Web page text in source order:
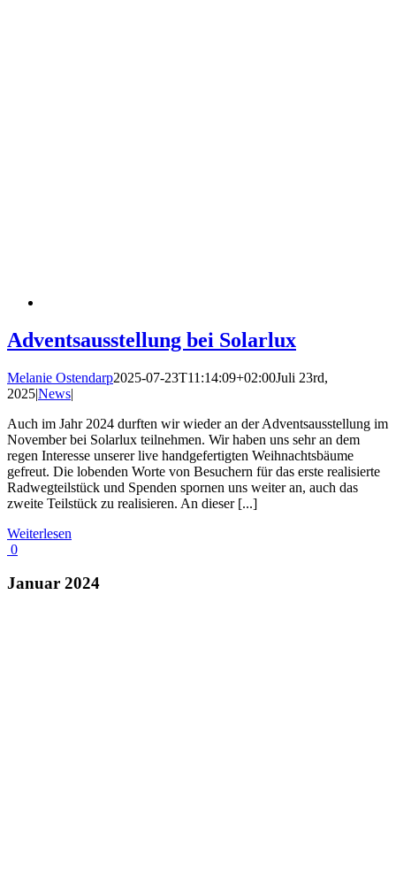
Adventsausstellung bei Solarlux
Melanie Ostendarp2025-07-23T11:14:09+02:00Juli 23rd,
2025|News|
Auch im Jahr 2024 durften wir wieder an der Adventsausstellung im
November bei Solarlux teilnehmen. Wir haben uns sehr an dem
regen Interesse unserer live handgefertigten Weihnachtsbäume
gefreut. Die lobenden Worte von Besuchern für das erste realisierte
Radwegteilstück und Spenden spornen uns weiter an, auch das
zweite Teilstück zu realisieren. An dieser [...]
Weiterlesen
0
Januar 2024